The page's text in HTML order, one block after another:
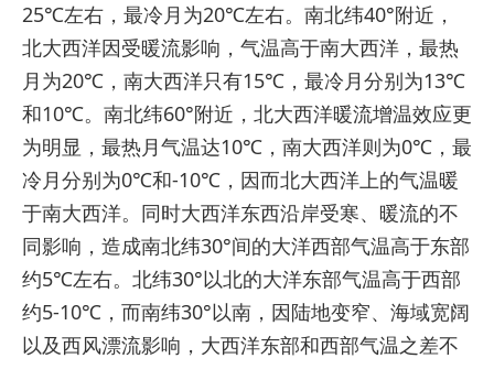
25℃左右，最冷月为20℃左右。南北纬40°附近，
北大西洋因受暖流影响，气温高于南大西洋，最热
月为20℃，南大西洋只有15℃，最冷月分别为13℃
和10℃。南北纬60°附近，北大西洋暖流增温效应更
为明显，最热月气温达10℃，南大西洋则为0℃，最
冷月分别为0℃和-10℃，因而北大西洋上的气温暖
于南大西洋。同时大西洋东西沿岸受寒、暖流的不
同影响，造成南北纬30°间的大洋西部气温高于东部
约5℃左右。北纬30°以北的大洋东部气温高于西部
约5-10℃，而南纬30°以南，因陆地变窄、海域宽阔
以及西风漂流影响，大西洋东部和西部气温之差不